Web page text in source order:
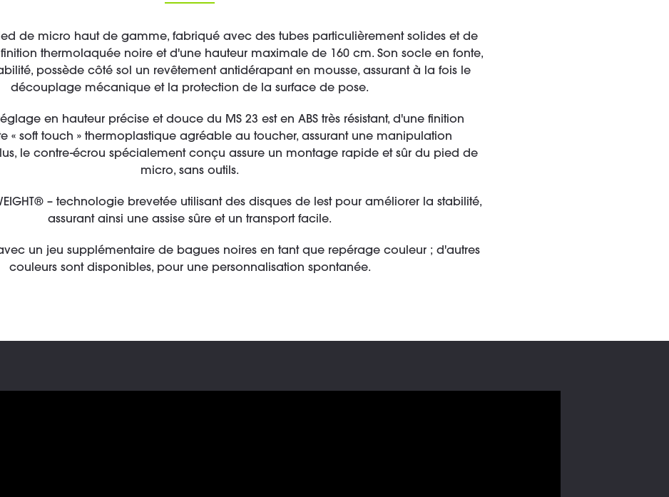
de micro haut de gamme, fabriqué avec des tubes particulièrement solides et de
thermolaquée noire et d'une hauteur maximale de 160 cm. Son socle en fonte,
possède côté sol un revêtement antidérapant en mousse, assurant à la fois le
découplage mécanique et la protection de la surface de pose.
en hauteur précise et douce du MS 23 est en ABS très résistant, d'une finition
« soft touch » thermoplastique agréable au toucher, assurant une manipulation
le contre-écrou spécialement conçu assure un montage rapide et sûr du pied de
micro, sans outils.
– technologie brevetée utilisant des disques de lest pour améliorer la stabilité,
assurant ainsi une assise sûre et un transport facile.
avec un jeu supplémentaire de bagues noires en tant que repérage couleur ; d'autres
couleurs sont disponibles, pour une personnalisation spontanée.